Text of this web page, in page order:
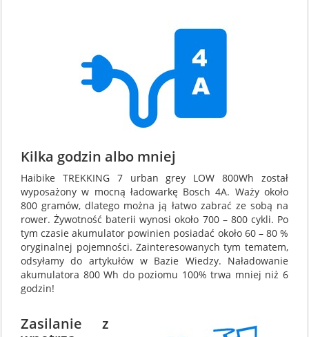
Kilka godzin albo mniej
Haibike TREKKING 7 urban grey LOW 800Wh został
wyposażony w mocną ładowarkę Bosch 4A. Waży około
800 gramów, dlatego można ją łatwo zabrać ze sobą na
rower. Żywotność baterii wynosi około 700 – 800 cykli. Po
tym czasie akumulator powinien posiadać około 60 – 80 %
oryginalnej pojemności. Zainteresowanych tym tematem,
odsyłamy do artykułów w Bazie Wiedzy. Naładowanie
akumulatora 800 Wh do poziomu 100% trwa mniej niż 6
godzin!
Zasilanie z